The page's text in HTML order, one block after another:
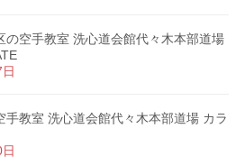
の空手教室 洗心道会館代々木本部道場
手教室 洗心道会館代々木本部道場 カラ